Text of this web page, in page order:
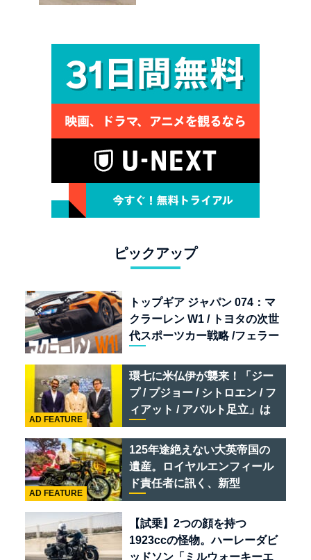
ピックアップ
トップギア ジャパン 074：マ
クラーレン W1 / トヨタの次世
代スポーツカー戦略 /フェラー
リオ /ベントレー スーパース
ポーツ
環七に米仏伊が襲来！「ジー
プ / プジョー / シトロエン / フ
ィアット / アバルト足立」は
クルマのセレクトショップで
ある
AD FEATURE
125年途絶えない大英帝国の
遺産。ロイヤルエンフィール
ド責任者に訊く、新型
「BULLET 650」と“時間の
質”を愛する理由
AD FEATURE
【試乗】2つの顔を持つ
1923ccの怪物。ハーレーダビ
ッドソン「ミルウォーキーエ